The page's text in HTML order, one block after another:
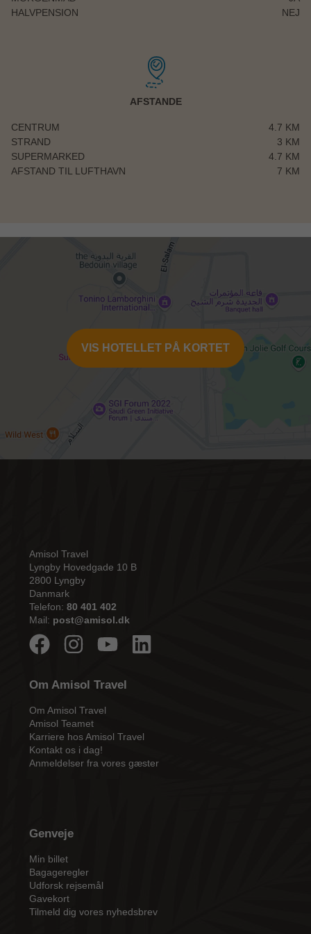
HALVPENSION
NEJ
AFSTANDE
CENTRUM
4.7 KM
STRAND
3 KM
SUPERMARKED
4.7 KM
AFSTAND TIL LUFTHAVN
7 KM
VIS HOTELLET PÅ KORTET
Amisol Travel
Lyngby Hovedgade 10 B
2800 Lyngby
Danmark
Telefon: 80 401 402
Mail: post@amisol.dk
Om Amisol Travel
Om Amisol Travel
Amisol Teamet
Karriere hos Amisol Travel
Kontakt os i dag!
Anmeldelser fra vores gæster
Genveje
Min billet
Bagageregler
Udforsk rejsemål
Gavekort
Tilmeld dig vores nyhedsbrev